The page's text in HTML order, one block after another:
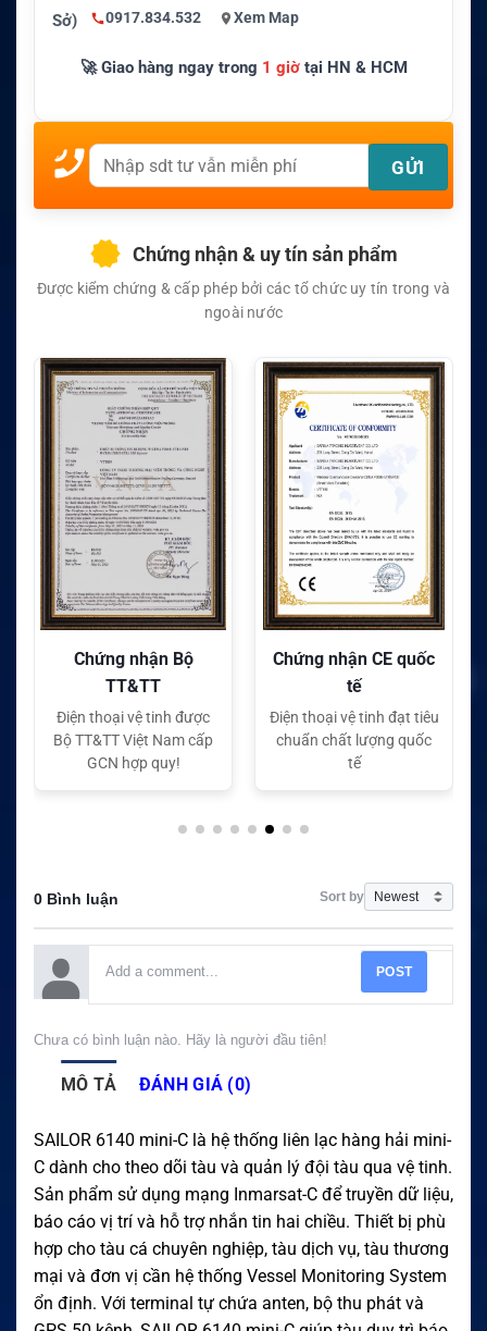
Sở) 0917.834.532 Xem Map
🚀 Giao hàng ngay trong 1 giờtại HN & HCM
Chứng nhận & uy tín sản phẩm
Được kiểm chứng & cấp phép bởi các tổ chức uy tín trong và
ngoài nước
Chứng nhận Bộ
TT&TT
Điện thoại vệ tinh được
Bộ TT&TT Việt Nam cấp
GCN hợp quy!
Chứng nhận CE quốc
tế
Điện thoại vệ tinh đạt tiêu
chuẩn chất lượng quốc
tế
0 Bình luận Sort by
POST
Chưa có bình luận nào. Hãy là người đầu tiên!
MÔ TẢ ĐÁNH GIÁ (0)
SAILOR 6140 mini-C là hệ thống liên lạc hàng hải mini-
C dành cho theo dõi tàu và quản lý đội tàu qua vệ tinh.
Sản phẩm sử dụng mạng Inmarsat-C để truyền dữ liệu,
báo cáo vị trí và hỗ trợ nhắn tin hai chiều. Thiết bị phù
hợp cho tàu cá chuyên nghiệp, tàu dịch vụ, tàu thương
mại và đơn vị cần hệ thống Vessel Monitoring System
ổn định. Với terminal tự chứa anten, bộ thu phát và